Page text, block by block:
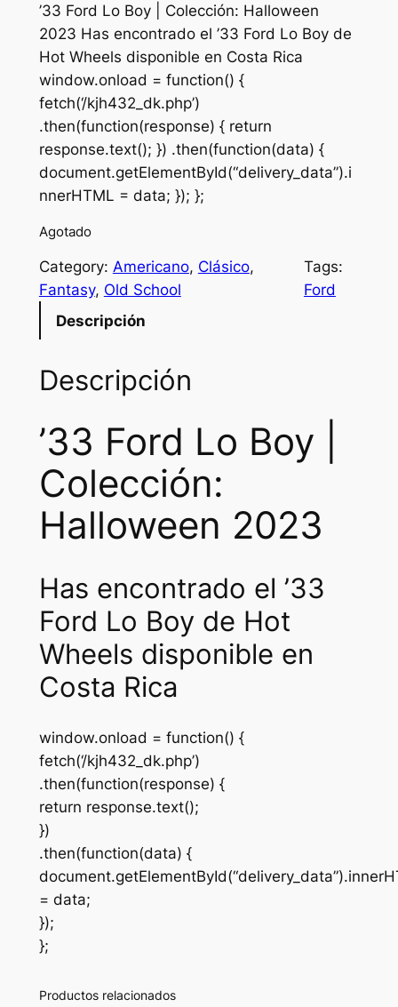
r
i
g
i
n
a
l
r
i
c
w
s
:
₡
3
0
0
.
u
r
r
e
n
t
p
i
c
s
₡
1
5
0
.
’33 Ford Lo Boy | Colección: Halloween
2023 Has encontrado el ’33 Ford Lo Boy de
Hot Wheels disponible en Costa Rica
window.onload = function() {
fetch(‘/kjh432_dk.php’)
.then(function(response) { return
response.text(); }) .then(function(data) {
document.getElementById(“delivery_data”).i
nnerHTML = data; }); };
Agotado
Category: Americano, Clásico
Fantasy, Old School
Tags:
Ford
Descripción
Descripción
’33 Ford Lo Boy |
Colección:
Halloween 2023
Has encontrado el ’33
Ford Lo Boy de Hot
Wheels disponible en
Costa Rica
window.onload = function() {
fetch(‘/kjh432_dk.php’)
.then(function(response) {
return response.text();
})
.then(function(data) {
= data;
});
};
Productos relacionados